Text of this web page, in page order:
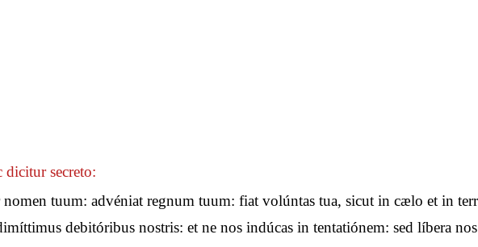
dicitur secreto:
tuum: advéniat regnum tuum: fiat volúntas tua, sicut in cælo et in
debitóribus nostris: et ne nos indúcas in tentatiónem: sed líbera